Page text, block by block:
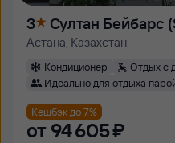
3 Султан Бейбарс
Астана, Казахстан
Кондиционер Отдых с
Идеально для отдыха
Кешбэк до 7%
от 94 ⁠605 ⁠₽